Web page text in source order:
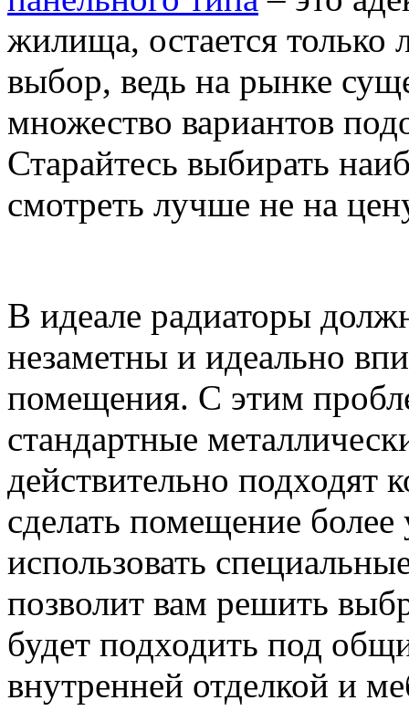
жилища, остается только
выбор, ведь на рынке
множество вариантов
Старайтесь выбирать
смотреть лучше не на
В идеале радиаторы
незаметны и идеально
помещения. С этим
стандартные
действительно подходят
сделать помещение
использовать
позволит вам решить
будет подходить под
внутренней отделкой и